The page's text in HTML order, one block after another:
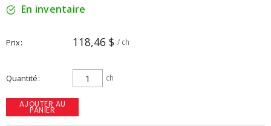
En inventaire
Prix 118,46 $ / ch
Quantité ch
AJOUTER AU
PANIER